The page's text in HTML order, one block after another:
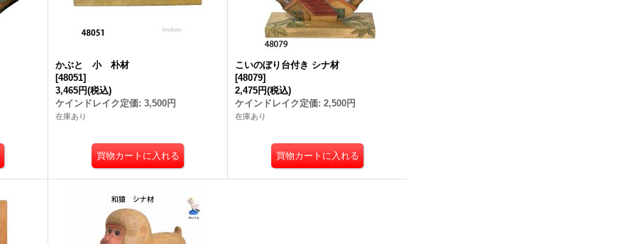
かぶと 小 朴材
[48051]
3,465円(税込)
ケインドレイク定価: 3,500円
在庫あり
こいのぼり台付き シナ材
[48079]
2,475円(税込)
ケインドレイク定価: 2,500円
在庫あり